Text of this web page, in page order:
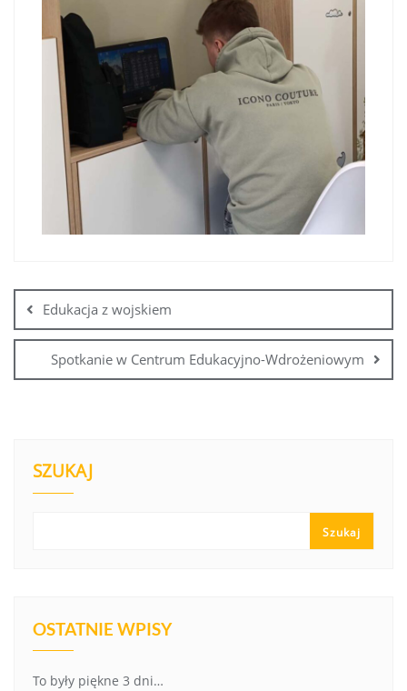
Edukacja z wojskiem
Spotkanie w Centrum Edukacyjno-Wdrożeniowym
SZUKAJ
Szukaj
OSTATNIE WPISY
To były piękne 3 dni…